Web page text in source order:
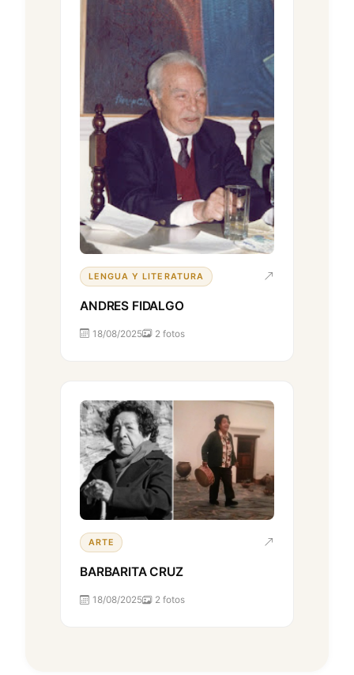
LENGUA Y LITERATURA
ANDRES FIDALGO
18/08/2025 2 fotos
ARTE
BARBARITA CRUZ
18/08/2025 2 fotos